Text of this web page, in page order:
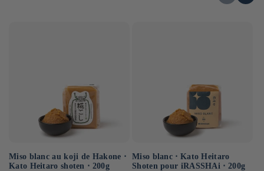
Miso blanc au koji de Hakone ⋅
Kato Heitaro shoten ⋅ 200g
Miso blanc ⋅ Kato Heitaro
Shoten pour iRASSHAi ⋅ 200g